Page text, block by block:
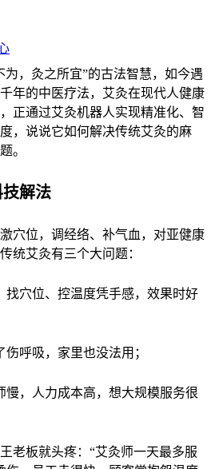
，灸之所宜”的古法智慧，如今遇
年的中医疗法，艾灸在现代人健康
正通过艾灸机器人实现精准化、智
，说说它如何解决传统艾灸的麻
。
解法
穴位，调经络、补气血，对亚健康
统艾灸有三个大问题：
找穴位、控温度凭手感，效果时好
呼吸，家里也没法用；
慢，人力成本高，想大规模服务很
老板就头疼：“艾灸师一天最多服